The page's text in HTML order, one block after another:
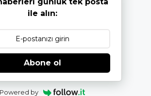
ile alın:
Abone ol
Powered by